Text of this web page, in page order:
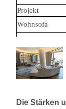
Projekt
Wohnsofa
Die Stärken